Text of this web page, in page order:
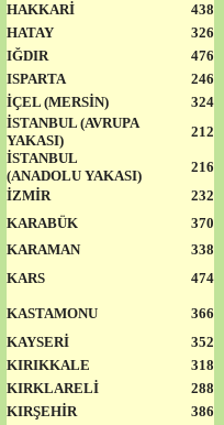
HAKKARİ
438
HATAY
326
IĞDIR
476
ISPARTA
246
İÇEL (MERSİN)
324
İSTANBUL (AVRUPA
YAKASI)
212
İSTANBUL
(ANADOLU YAKASI)
216
İZMİR
232
KARABÜK
370
KARAMAN
338
KARS 474
KASTAMONU
366
KAYSERİ
352
KIRIKKALE
318
KIRKLARELİ
288
KIRŞEHİR
386